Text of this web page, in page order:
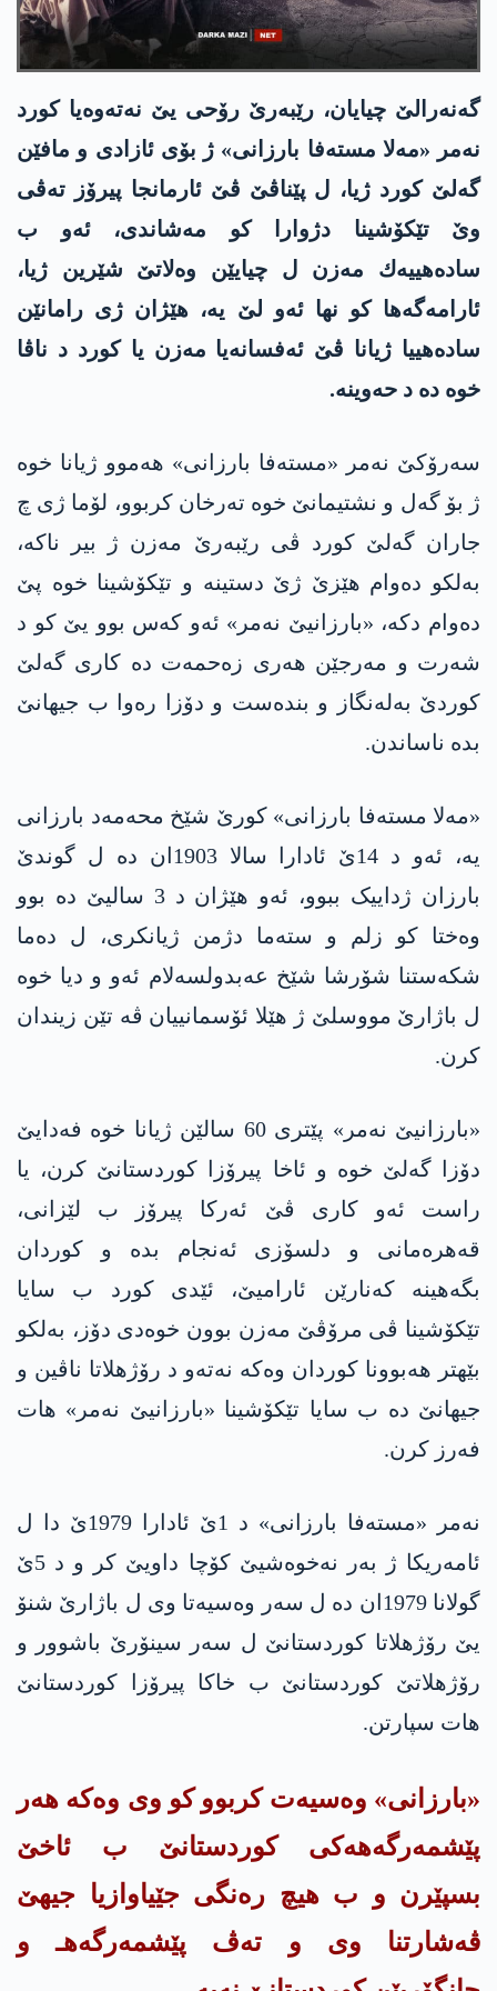
گه‌نه‌رالێ چیایان، رێبه‌رێ رۆحی یێ نه‌ته‌وه‌یا كورد
نه‌مر «مه‌لا مسته‌فا بارزانی» ژ بۆی ئازادی و مافێن
گه‌لێ كورد ژیا، ل پێناڤێ ڤێ ئارمانجا پیرۆز ته‌ڤی
وێ تێكۆشینا دژوارا كو مه‌شاندی، ئه‌و ب
ساده‌هییه‌ك مه‌زن ل چیایێن وه‌لاتێ شێرین ژیا،
ئارامه‌گه‌ها كو نها ئه‌و لێ یه‌، هێژان ژی رامانێن
ساده‌هییا ژیانا ڤێ ئه‌فسانه‌یا مه‌زن یا كورد د ناڤا
خوه‌ ده‌ د حه‌وینه‌.
سه‌رۆكێ نه‌مر «مسته‌فا بارزانی» هەموو ژیانا خوە
ژ بۆ گەل و نشتیمانێ خوە تەرخان كربوو، لۆما ژی چ
جاران گه‌لێ كورد ڤی رێبه‌رێ مه‌زن ژ بیر ناكه‌،
به‌لكو ده‌وام هێزێ ژێ دستینه‌ و تێكۆشینا خوه‌ پێ
ده‌وام دكه‌، «بارزانیێ نه‌مر» ئه‌و كه‌س بوو یێ كو د
شه‌رت و مه‌رجێن هه‌ری زه‌حمه‌ت ده‌ كاری گەلێ
کوردێ بەلەنگاز و بندەست و دۆزا ره‌وا ب جیهانێ
بده‌ ناساندن.
«مه‌لا مستەفا بارزانی» کورێ شێخ محەمەد بارزانی
یە، ئه‌و د 14ێ ئادارا سالا 1903ان ده‌ ل گوندێ
بارزان ژداییک ببوو، ئه‌و هێژان د 3 سالیێ ده‌ بوو
وه‌ختا كو زلم و سته‌ما دژمن ژیانكری، ل ده‌ما
شكه‌ستنا شۆرشا شێخ عه‌بدولسه‌لام ئه‌و و دیا خوه‌
ل باژارێ مووسلێ ژ هێلا ئۆسمانییان ڤه‌ تێن زیندان
كرن.
«بارزانیێ نه‌مر» پێتری 60 سالێن ژیانا خوه‌ فه‌دایێ
دۆزا گه‌لێ خوه‌ و ئاخا پیرۆزا كوردستانێ كرن، یا
راست ئه‌و كاری ڤێ ئه‌ركا پیرۆز ب لێزانی،
قه‌هره‌مانی و دلسۆزی ئه‌نجام بده‌ و كوردان
بگه‌هینه‌ كه‌نارێن ئارامیێ، ئێدی كورد ب سایا
تێكۆشینا ڤی مرۆڤێ مه‌زن بوون خوه‌دی دۆز، به‌لكو
بێهتر هه‌بوونا كوردان وه‌كه‌ نه‌ته‌و‌ د رۆژهلاتا ناڤین و
جیهانێ ده‌ ب سایا تێكۆشینا «بارزانیێ نه‌مر» هات
فه‌رز كرن.
نه‌مر «مسته‌فا بارزانی» د 1ێ ئادارا 1979ێ دا ل
ئامەریکا ژ بەر نەخوەشیێ کۆچا داویێ کر و د 5ێ
گولانا 1979ان ده‌ ل سەر وەسیەتا وی ل باژارێ شنۆ
یێ رۆژھلاتا کوردستانێ ل سەر سینۆرێ باشوور و
رۆژھلاتێ کوردستانێ ب خاکا پیرۆزا کوردستانێ
ھات سپارتن.
«بارزانی» وه‌سیه‌ت كربوو كو وی وه‌كه‌ هه‌ر
پێشمه‌رگه‌هه‌كی كوردستانێ ب ئاخێ
بسپێرن و ب هیچ ره‌نگی جێیاوازیا جیهێ
ڤه‌شارتنا وی و ته‌ڤ پێشمه‌رگه‌هـ و